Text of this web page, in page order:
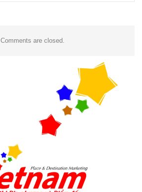
Comments are closed.